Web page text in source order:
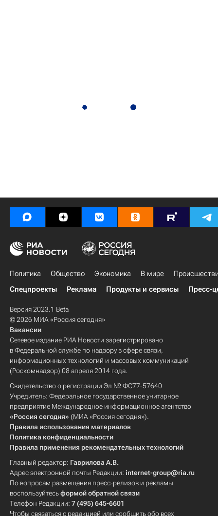
Политика Общество Экономика В мире
Спецпроекты
Реклама Продукты и сервисы Пресс-
Версия 2023.1 Beta
© 2026 МИА «Россия сегодня»
Вакансии
Сетевое издание РИА Новости зарегистрировано
в Федеральной службе по надзору в сфере связи,
информационных технологий и массовых коммуникаций
(Роскомнадзор) 08 апреля 2014 года.
Свидетельство о регистрации Эл № ФС77-57640
Учредитель: Федеральное государственное унитарное
предприятие Международное информационное агентство
«Россия сегодня» (МИА «Россия сегодня»).
Правила использования материалов
Политика конфиденциальности
Правила применения рекомендательных технологий
Главный редактор: Гаврилова А.В.
Адрес электронной почты Редакции: internet-group@ria.ru
По вопросам размещения пресс-релизов и рекламы
воспользуйтесьформой обратной связи
Телефон Редакции: 7 (495) 645-6601
Чтобы связаться с редакцией или сообщить обо всех